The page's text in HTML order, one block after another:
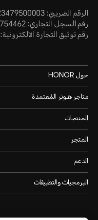
الرقم الضريبي: 311123479500003
رقم السجل التجاري: 1010754462
رقم توثيق التجارة الالكترونية: 0000093589
حول HONOR
متاجر هـونر المُعتمدة
المنتجات
المتجر
الدعم
البرمجيات والتطبيقات